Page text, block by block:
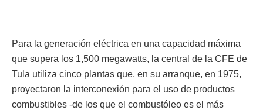
Para la generación eléctrica en una capacidad máxima
que supera los 1,500 megawatts, la central de la CFE de
Tula utiliza cinco plantas que, en su arranque, en 1975,
proyectaron la interconexión para el uso de productos
combustibles -de los que el combustóleo es el más